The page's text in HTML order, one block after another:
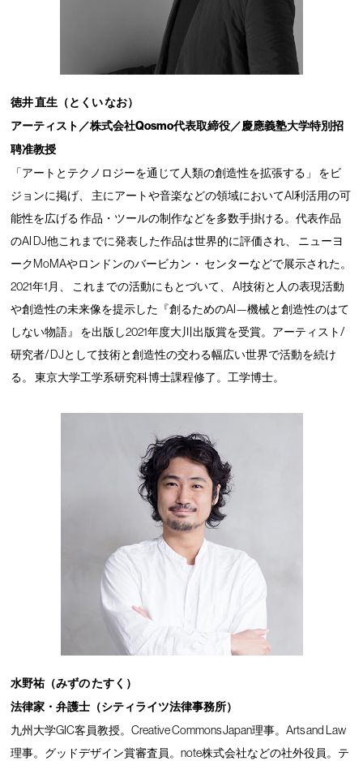
徳井 直生（とくい なお）
アーティスト／株式会社Qosmo代表取締役／慶應義塾大学特別招
聘准教授
「アートとテクノロジーを通じて人類の創造性を拡張する」 をビ
ジョンに掲げ、 主にアートや音楽などの領域においてAI利活用の可
能性を広げる 作品・ツールの制作などを多数手掛ける。代表作品
のAI DJ他これまでに発表した作品は世界的に評価され、 ニューヨ
ークMoMAやロンドンのバービカン・ センターなどで展示された。
2021年1月、 これまでの活動にもとづいて、 AI技術と人の表現活動
や創造性の未来像を提示した『創るためのAI—機械と創造性のはて
しない物語』 を出版し2021年度大川出版賞を受賞。アーティスト/
研究者/ DJとして技術と創造性の交わる幅広い世界で活動を続け
る。 東京大学工学系研究科博士課程修了。工学博士。
水野祐（みずの たすく）
法律家・弁護士（シティライツ法律事務所）
九州大学GIC客員教授。Creative Commons Japan理事。Arts and Law
理事。グッドデザイン賞審査員。note株式会社などの社外役員。テ